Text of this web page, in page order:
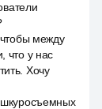
между
что у нас
Хочу
шкуросъемных